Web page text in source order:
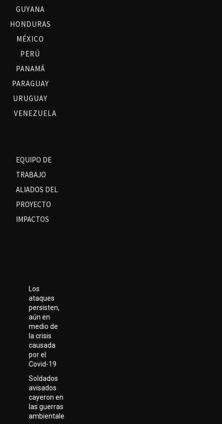
GUYANA
HONDURAS
MÉXICO
PERÚ
PANAMÁ
PARAGUAY
URUGUAY
VENEZUELA
EQUIPO DE
TRABAJO
ALIADOS DEL
PROYECTO
IMPACTOS
Los
ataques
persisten,
aún en
medio de
la crisis
causada
por el
Covid-19
Soldados
avisados
cayeron en
las guerras
ambientale